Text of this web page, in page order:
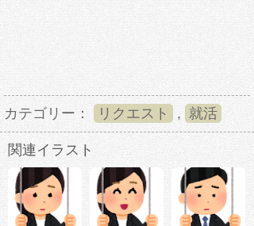
カテゴリー： リクエスト , 就活
関連イラスト